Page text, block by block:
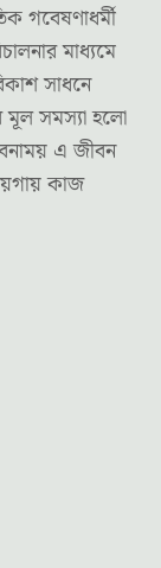
মাধ্যমে
সাধনে
মূল সমস্যা হলো
এ জীবন
কাজ